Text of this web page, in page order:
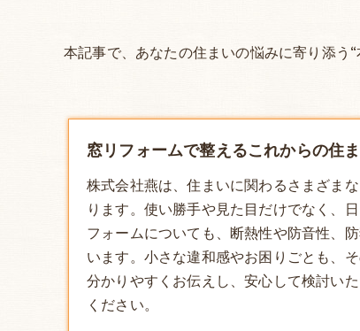
本記事で、あなたの住まいの悩みに寄り添う
窓リフォームで整えるこれからの住
株式会社燕は、住まいに関わるさまざま
ります。使い勝手や見た目だけでなく、
フォームについても、断熱性や防音性、
います。小さな違和感やお困りごとも、
分かりやすくお伝えし、安心して検討い
ください。